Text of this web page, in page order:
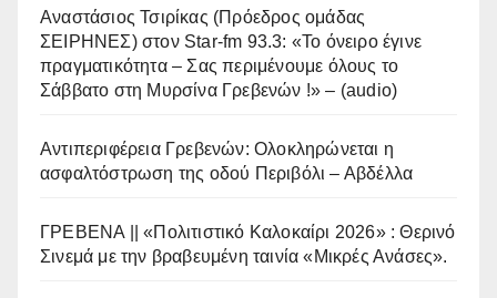
Αναστάσιος Τσιρίκας (Πρόεδρος ομάδας
ΣΕΙΡΗΝΕΣ) στον Star-fm 93.3: «Το όνειρο έγινε
πραγματικότητα – Σας περιμένουμε όλους το
Σάββατο στη Μυρσίνα Γρεβενών !» – (audio)
Αντιπεριφέρεια Γρεβενών: Ολοκληρώνεται η
ασφαλτόστρωση της οδού Περιβόλι – Αβδέλλα
ΓΡΕΒΕΝΑ || «Πολιτιστικό Καλοκαίρι 2026» : Θερινό
Σινεμά με την βραβευμένη ταινία «Μικρές Ανάσες».